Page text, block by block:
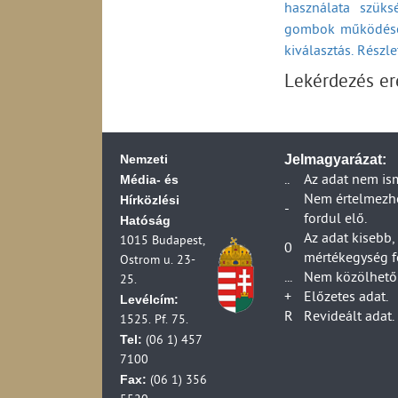
Dankó Rádió
(2012-2023)
RETRO Rádió
Digitális rádiós
összesen (1990-
Földfelszíni
kisugárzott
Országos
lakosságának
Digitális
Digitális televízió-
Digitális
Digitális
Digitális televízió-
Kereskedelmi
száma az effektív
Televízió-
Kézikészülékhez
adás az
Az RTL- Klub
Az m1
Országos analóg
(1997-2012)
Országos analóg
(1990-2012)
Az m2
A TV2
Kísérleti
telephelye és a
Helyi televízió
használata
gombok
kiválasztás.
Lekérdezés
Nemzeti
Média- és
Hírközlési
Hatóság
1015 Budapest,
Ostrom u. 23-
25.
Levélcím:
1525. Pf. 75.
Tel: (06 1) 457
7100
Fax: (06 1) 356
Jelmagyarázat:
..
Az adat nem
-
Nem
fordul elő.
0
Az adat
mértékegység
...
Nem
+
Előzetes adat.
R
Revideált adat.